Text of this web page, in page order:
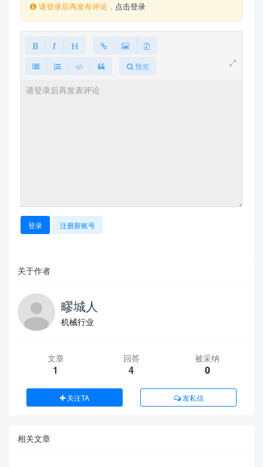
请登录后再发布评论， 点击登录
预览
登录 注册新账号
关于作者
疁城人
机械行业
文章
1
回答
4
被采纳
0
关注TA 发私信
相关文章